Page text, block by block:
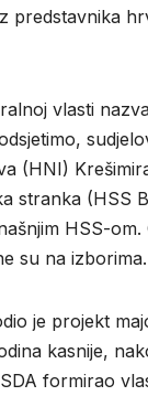
predstavnika
vlasti
(HNI)
stranka (HSS
HSS-om.
su na izborima.
je projekt
kasnije,
formirao